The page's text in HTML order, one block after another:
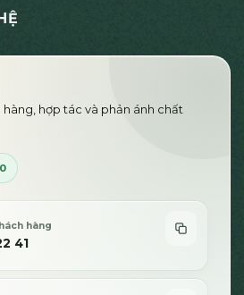
hàng, hợp tác và phản ánh chất
hàng
41